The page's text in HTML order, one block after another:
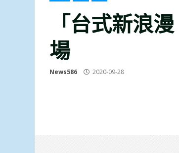
「台式新浪
場
News586 2020-09-28